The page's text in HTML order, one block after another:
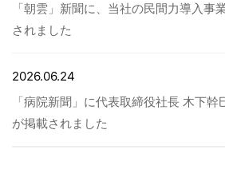
「朝雲」新聞に、当社の民間力導入事
されました
2026.06.24
「病院新聞」に代表取締役社長 木下
が掲載されました